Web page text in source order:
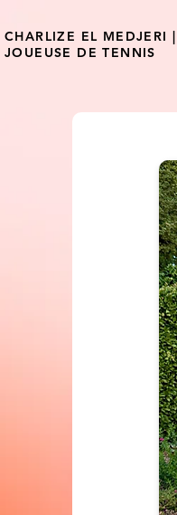
CHARLIZE EL MEDJERI |
JOUEUSE DE TENNIS